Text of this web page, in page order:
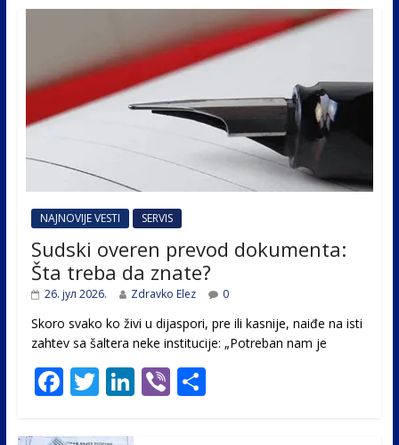
NAJNOVIJE VESTI SERVIS
Sudski overen prevod dokumenta:
Šta treba da znate?
26. јул 2026. Zdravko Elez 0
Skoro svako ko živi u dijaspori, pre ili kasnije, naiđe na isti
zahtev sa šaltera neke institucije: „Potreban nam je
F T Li Vi S